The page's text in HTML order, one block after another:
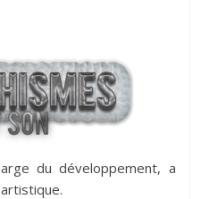
du développement, a